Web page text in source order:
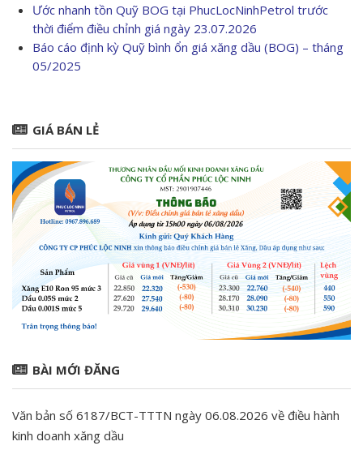
Ước nhanh tồn Quỹ BOG tại PhucLocNinhPetrol trước
thời điểm điều chỉnh giá ngày 23.07.2026
Báo cáo định kỳ Quỹ bình ổn giá xăng dầu (BOG) – tháng
05/2025
GIÁ BÁN LẺ
BÀI MỚI ĐĂNG
Văn bản số 6187/BCT-TTTN ngày 06.08.2026 về điều hành
kinh doanh xăng dầu